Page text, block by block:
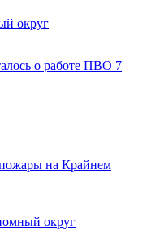
округ
о работе ПВО 7
на Крайнем
округ